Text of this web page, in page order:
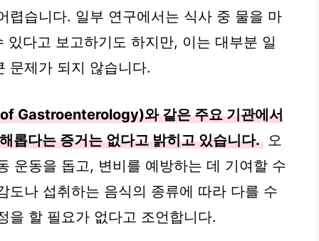
렵습니다. 일부 연구에서는 식사 중 물을 마
다고 보고하기도 하지만, 이는 대부분 일
문제가 되지 않습니다.
Gastroenterology)와 같은 주요 기관에서
롭다는 증거는 없다고 밝히고 있습니다. 오
운동을 돕고, 변비를 예방하는 데 기여할 수
도나 섭취하는 음식의 종류에 따라 다를 수
을 할 필요가 없다고 조언합니다.